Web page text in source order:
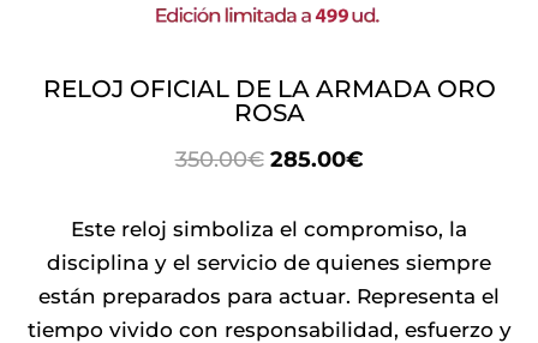
RELOJ OFICIAL DE LA ARMADA ORO
ROSA
350.00€ EL
ORIGINAL
ERA:
350.00€.
285.00€EL
ACTUAL
ES:
285.00€.
Este reloj simboliza el compromiso, la
disciplina y el servicio de quienes siempre
están preparados para actuar. Representa el
tiempo vivido con responsabilidad, esfuerzo y